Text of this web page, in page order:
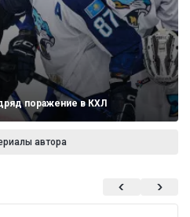
поражение в КХЛ
автора